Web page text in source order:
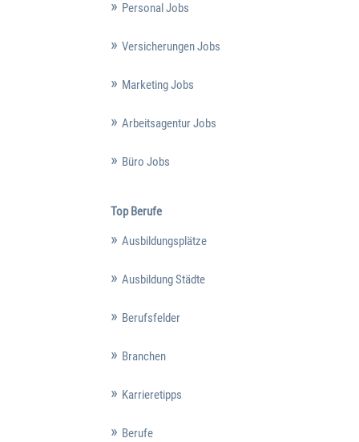
Personal Jobs
Versicherungen Jobs
Marketing Jobs
Arbeitsagentur Jobs
Büro Jobs
Top Berufe
Ausbildungsplätze
Ausbildung Städte
Berufsfelder
Branchen
Karrieretipps
Berufe